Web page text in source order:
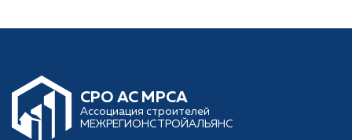
CРО АС МРСА
Ассоциация строителей
МЕЖРЕГИОНСТРОЙАЛЬЯНС